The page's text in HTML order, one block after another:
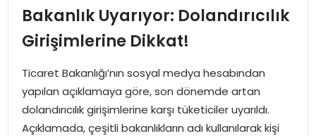
GÜNCEL
MAGAZIN
EKONOMI
SPOR
Bakanlık Uyarıyor: Dolandırıcılık
Girişimlerine Dikkat!
Ticaret Bakanlığı’nın sosyal medya hesabından
yapılan açıklamaya göre, son dönemde artan
dolandırıcılık girişimlerine karşı tüketiciler uyarıldı.
Açıklamada, çeşitli bakanlıkların adı kullanılarak kişi